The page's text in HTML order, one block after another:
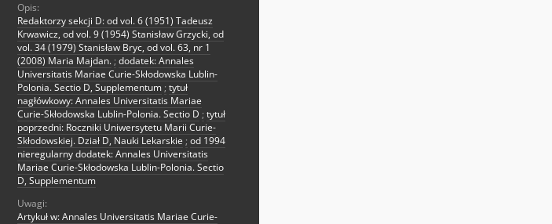
Opis:
Redaktorzy sekcji D: od vol. 6 (1951) Tadeusz
Krwawicz, od vol. 9 (1954) Stanisław Grzycki, od
vol. 34 (1979) Stanisław Bryc, od vol. 63, nr 1
(2008) Maria Majdan. ; dodatek: Annales
Universitatis Mariae Curie-Skłodowska Lublin-
Polonia. Sectio D, Supplementum ; tytuł
nagłówkowy: Annales Universitatis Mariae
Curie-Skłodowska Lublin-Polonia. Sectio D ; tytuł
poprzedni: Roczniki Uniwersytetu Marii Curie-
Skłodowskiej. Dział D, Nauki Lekarskie ; od 1994
nieregularny dodatek: Annales Universitatis
Mariae Curie-Skłodowska Lublin-Polonia. Sectio
D, Supplementum
Uwagi:
Artykuł w: Annales Universitatis Mariae Curie-